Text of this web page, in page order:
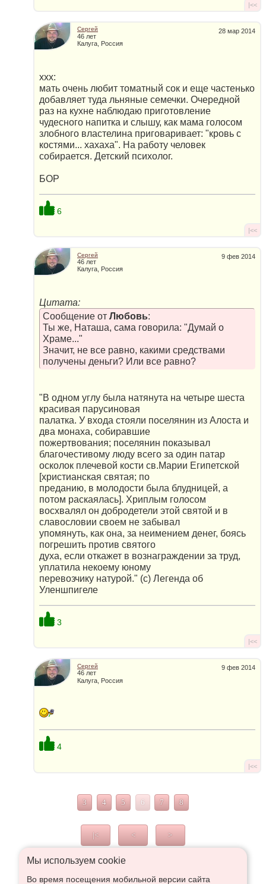
|<<
28 мар 2014
Сергей
46 лет
Калуга, Россия
xxx:
мать очень любит томатный сок и еще частенько
добавляет туда льняные семечки. Очередной
раз на кухне наблюдаю приготовление
чудесного напитка и слышу, как мама голосом
злобного властелина приговаривает: "кровь с
костями... хахаха". На работу человек
собирается. Детский психолог.
БОР
6
|<<
9 фев 2014
Сергей
46 лет
Калуга, Россия
Цитата:
Сообщение от Любовь:
Ты же, Наташа, сама говорила: "Думай о
Храме..."
Значит, не все равно, какими средствами
получены деньги? Или все равно?
"В одном углу была натянута на четыре шеста
красивая парусиновая
палатка. У входа стояли поселянин из Алоста и
два монаха, собиравшие
пожертвования; поселянин показывал
благочестивому люду всего за один патар
осколок плечевой кости св.Марии Египетской
[христианская святая; по
преданию, в молодости была блудницей, а
потом раскаялась]. Хриплым голосом
восхвалял он добродетели этой святой и в
славословии своем не забывал
упомянуть, как она, за неимением денег, боясь
погрешить против святого
духа, если откажет в вознаграждении за труд,
уплатила некоему юному
перевозчику натурой." (с) Легенда об
Уленшпигеле
3
|<<
9 фев 2014
Сергей
46 лет
Калуга, Россия
4
|<<
3 4 5 6 7 8
|< < >
Мы используем сookie
Во время посещения мобильной версии сайта